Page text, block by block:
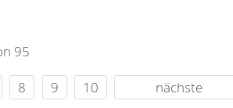
95
8 9 10 nächste